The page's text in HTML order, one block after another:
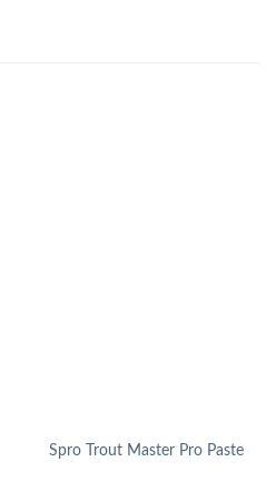
Spro Trout Master Pro Paste